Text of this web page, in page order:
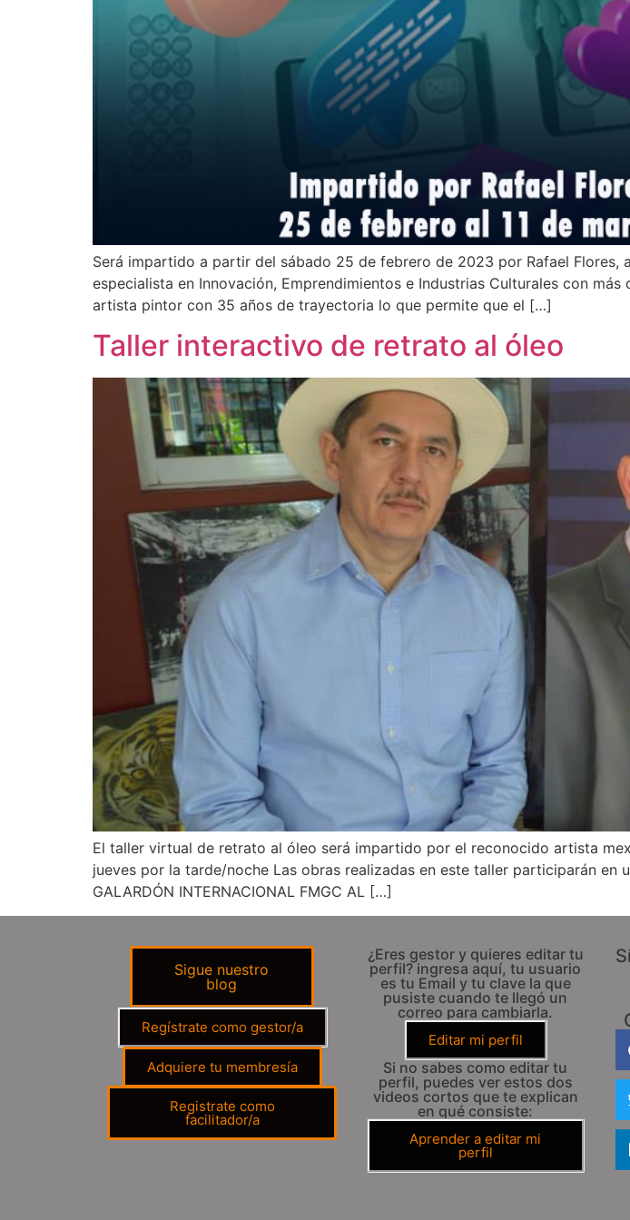
Será impartido a partir del sábado 25 de febrero de 2023 por Rafael
especialista en Innovación, Emprendimientos e Industrias Culturales con
artista pintor con 35 años de trayectoria lo que permite que el […]
Taller interactivo de retrato al óleo
El taller virtual de retrato al óleo será impartido por el reconocido artista
jueves por la tarde/noche Las obras realizadas en este taller participarán
GALARDÓN INTERNACIONAL FMGC AL […]
Sigue nuestro
blog
Regístrate como gestor/a
Adquiere tu membresía
Registrate como
facilitador/a
¿Eres gestor y quieres editar tu
perfil? ingresa aquí, tu usuario
es tu Email y tu clave la que
pusiste cuando te llegó un
correo para cambiarla.
Editar mi perfil
Si no sabes como editar tu
perfil, puedes ver estos dos
videos cortos que te explican
en qué consiste:
Aprender a editar mi
perfil
Haz clic